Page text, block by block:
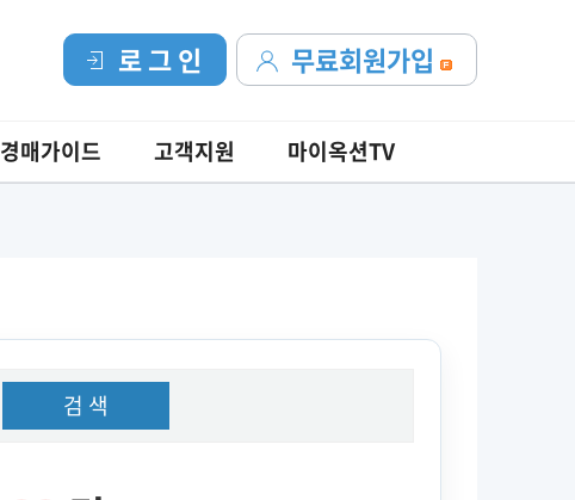
무료회원가입
로 그 인
경매가이드 고객지원 마이옥션TV
검 색